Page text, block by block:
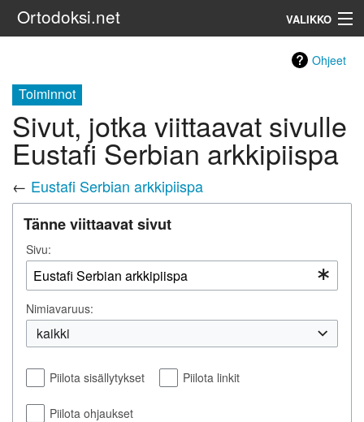
Ortodoksi.net VALIKKO
Ohjeet
Toiminnot
Sivut, jotka viittaavat sivulle
Eustafi Serbian arkkipiispa
← Eustafi Serbian arkkipiispa
Tänne viittaavat sivut
Sivu:
Nimiavaruus:
kaikki
Piilota sisällytykset Piilota linkit
Piilota ohjaukset